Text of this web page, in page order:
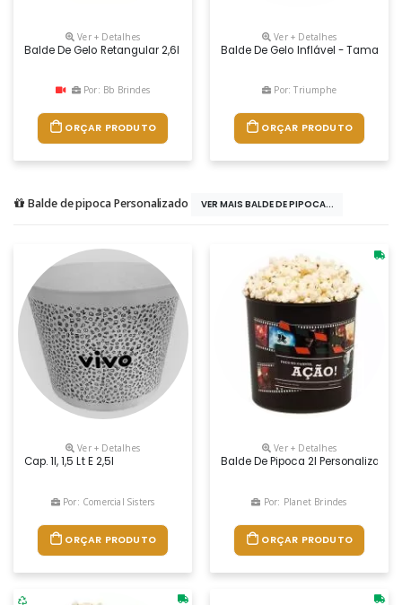
Ver + Detalhes
Balde De Gelo Retangular 2,6l Com Design Pratico E Moderno.
Por: Bb Brindes
ORÇAR PRODUTO
Ver + Detalhes
Balde De Gelo Inflável - Tamanho
Por: Triumphe
ORÇAR PRODUTO
Balde de pipoca Personalizado VER MAIS BALDE DE PIPOCA...
Ver + Detalhes
Cap. 1l, 1,5 Lt E 2,5l
Por: Comercial Sisters
ORÇAR PRODUTO
Ver + Detalhes
Balde De Pipoca 2l Personalizado
Por: Planet Brindes
ORÇAR PRODUTO